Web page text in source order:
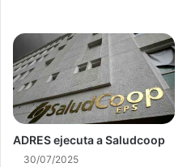
ADRES ejecuta a Saludcoop
30/07/2025